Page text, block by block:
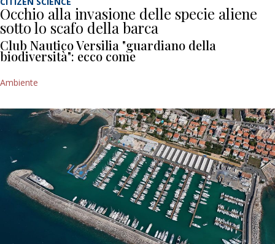
Occhio alla invasione delle specie aliene
sotto lo scafo della barca
Club Nautico Versilia "guardiano della
biodiversità": ecco come
Ambiente